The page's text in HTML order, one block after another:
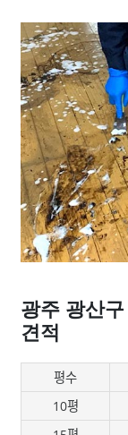
광주 광산
견적
평수
10평